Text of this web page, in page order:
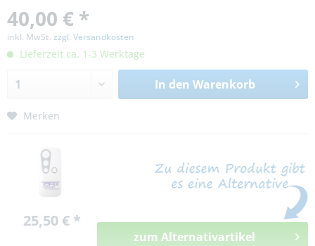
40,00 € *
inkl. MwSt. zzgl. Versandkosten
Lieferzeit ca. 1-3 Werktage
In den Warenkorb
Merken
25,50 € *
zum Alternativartikel